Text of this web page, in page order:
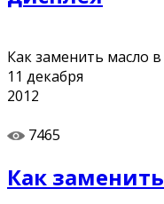
Как заменить масло
11 декабря
2012
7465
Как